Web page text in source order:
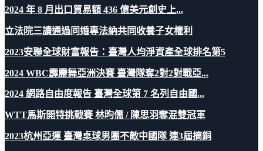
2024 年 8 月出口貿易額 436 億美元創史上...
立法院三讀通過同婚專法納共同收養子女權利
2023安聯全球財富報告：臺灣人均淨資產全球排名第5
2024 WBC霹靂舞亞洲決賽 臺灣隊奪2對2對戰亞...
2024 網路自由度報告 臺灣全球第 7 名列自由國...
WTT馬斯開特挑戰賽 林昀儒 / 陳思羽奪混雙冠軍
2023杭州亞運 臺灣桌球男團不敵中國隊 連3屆摘銅